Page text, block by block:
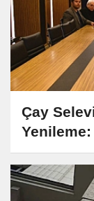
Çay
Yenileme: